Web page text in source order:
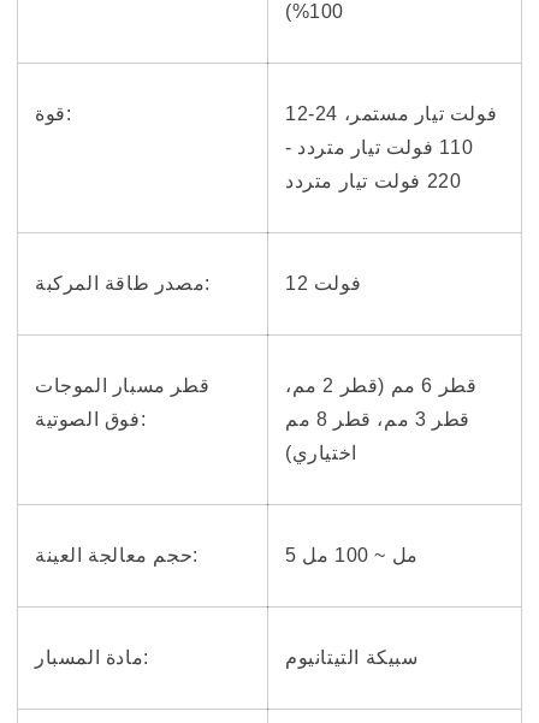
100%)
قوة:
12-24 فولت تيار مستمر،
110 فولت تيار متردد -
220 فولت تيار متردد
مصدر طاقة المركبة: 12 فولت
قطر مسبار الموجات
فوق الصوتية:
قطر 6 مم (قطر 2 مم،
قطر 3 مم، قطر 8 مم
اختياري)
حجم معالجة العينة: 5 مل ~ 100 مل
مادة المسبار: سبيكة التيتانيوم